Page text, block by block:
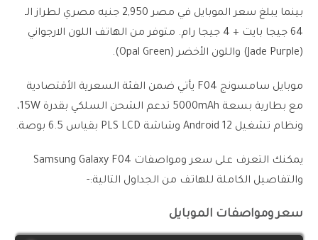
بينما يبلغ سعر الموبايل في مصر 2,950 جنيه مصري لطراز الـ
64 جيجا بايت + 4 جيجا رام. متوفر من الهاتف اللون الارجواني
(Jade Purple) واللون الأخضر (Opal Green).
موبايل سامسونج F04 يأتي ضمن الفئة السعرية الأقتصادية
مع بطارية بسعة 5000mAh تدعم الشحن السلكي بقدرة 15W،
ونظام تشغيل Android 12 وشاشة PLS LCD بقياس 6.5 بوصة.
يمكنك التعرف على سعر ومواصفات Samsung Galaxy F04
والتفاصيل الكاملة للهاتف من الجداول التالية:-
سعر ومواصفات الموبايل